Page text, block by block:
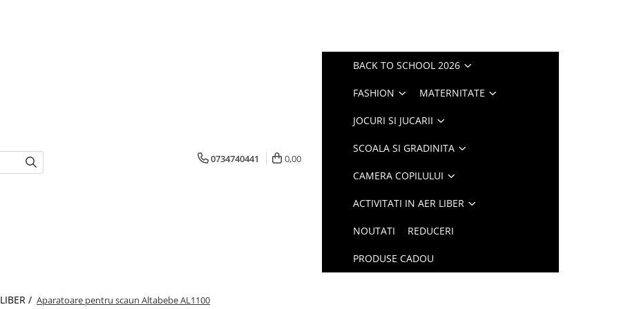
0734740441 0,00
BACK TO SCHOOL 2026
FASHION MATERNITATE
JOCURI SI JUCARII
SCOALA SI GRADINITA
CAMERA COPILULUI
ACTIVITATI IN AER LIBER
NOUTATI REDUCERI
PRODUSE CADOU
/ Aparatoare pentru scaun Altabebe AL1100